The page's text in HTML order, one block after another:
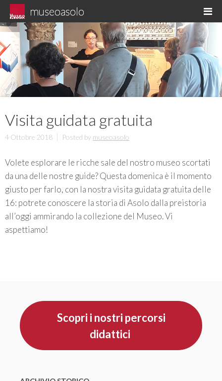
Skip
to
content
museoasolo
Asolo museo diffuso
Visita guidata gratuita
4 Ottobre 2018 Posted by museoasolo
Volete esplorare le ricche sale del nostro museo scortati
da una delle nostre guide? Questa domenica è il momento
giusto per farlo, con la nostra visita guidata gratuita delle
16: potrete conoscere la storia di Asolo dalla preistoria
all’oggi ammirando la collezione del Museo. Vi
aspettiamo!
Scopri i nostri percorsi
didattici